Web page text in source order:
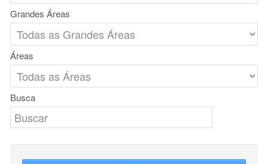
Grandes Áreas
Áreas
Busca